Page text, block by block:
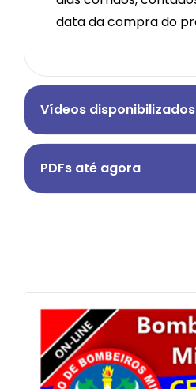
data da compra do
Vídeos
PDFs até agora